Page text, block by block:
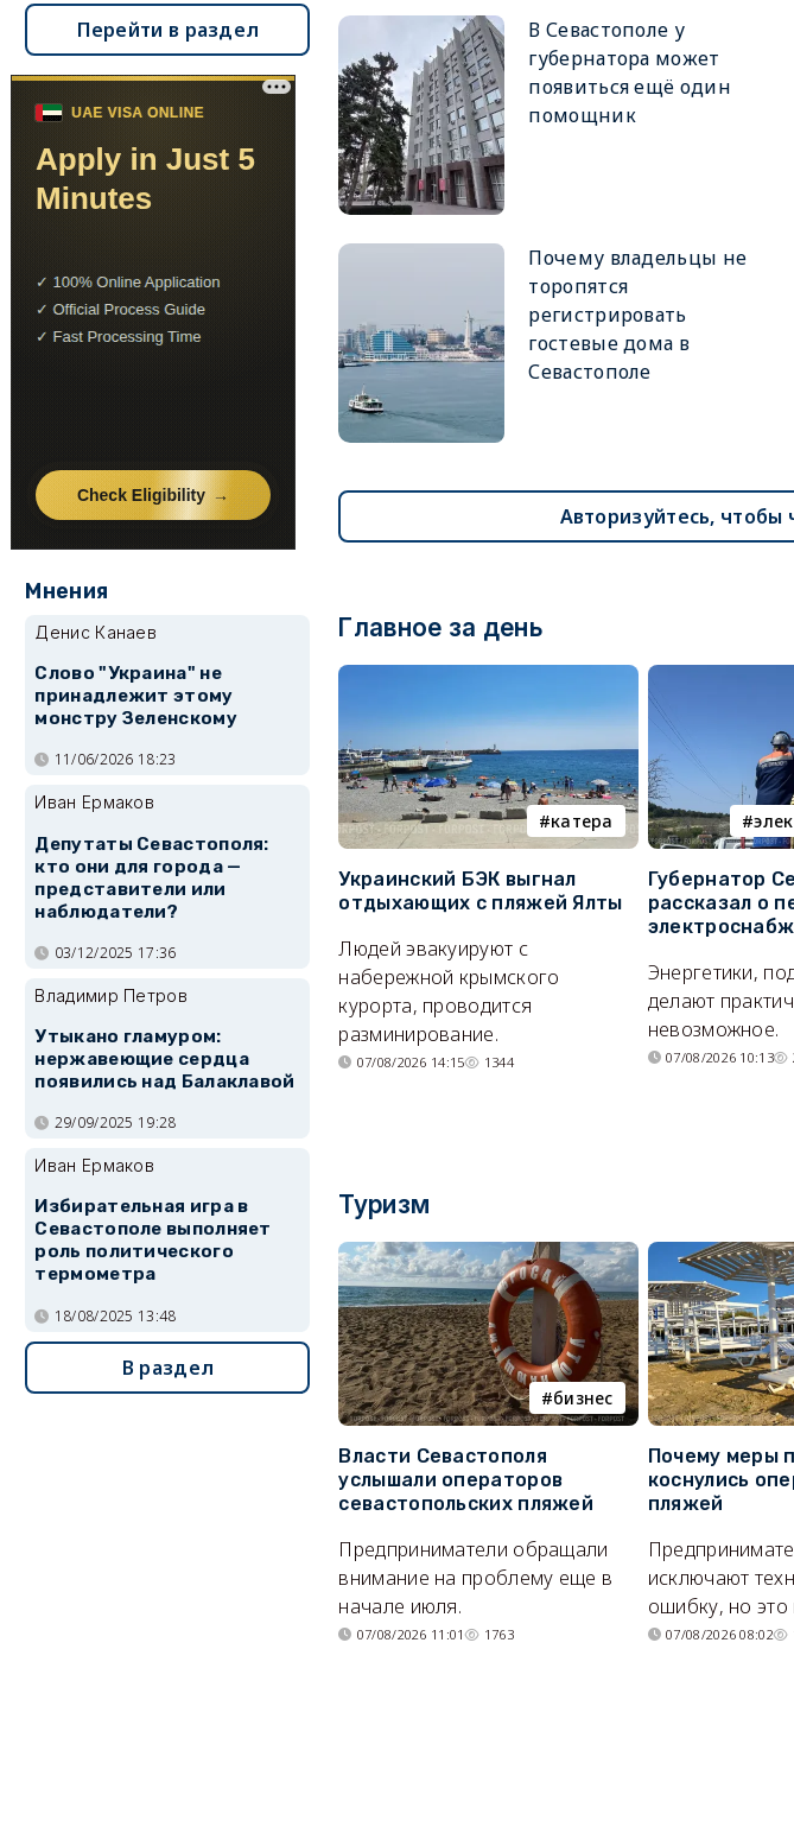
В Севастополе у
губернатора может
появиться ещё один
помощник
Почему владельцы не
торопятся
регистрировать
гостевые дома в
Севастополе
Авторизуйтесь, чтобы
Главное за день
катера
Украинский БЭК выгнал
отдыхающих с пляжей Ялты
Людей эвакуируют с
набережной крымского
курорта, проводится
разминирование.
07/08/2026 14:15 1344
Губернатор
рассказал о
Энергетики,
делают
невозможное.
07/08/2026 10:13
Туризм
бизнес
Власти Севастополя
услышали операторов
севастопольских пляжей
Предприниматели обращали
внимание на проблему еще в
начале июля.
07/08/2026 11:01 1763
Почему меры
коснулись
пляжей
исключают
ошибку, но это
07/08/2026 08:02
Перейти в раздел
Мнения
Денис Канаев
Слово "Украина" не
принадлежит этому
монстру Зеленскому
11/06/2026 18:23
Иван Ермаков
Депутаты Севастополя:
кто они для города —
представители или
наблюдатели?
03/12/2025 17:36
Владимир Петров
Утыкано гламуром:
нержавеющие сердца
появились над Балаклавой
29/09/2025 19:28
Иван Ермаков
Избирательная игра в
Севастополе выполняет
роль политического
термометра
18/08/2025 13:48
В раздел